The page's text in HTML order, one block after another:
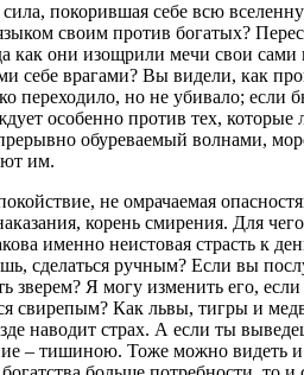
покорившая себе всю
своим против богатых?
они изощрили мечи свои сами
себе врагами? Вы видели, как
переходило, но не убивало; если
особенно против тех, которые
обуреваемый волнами,
им.
не омрачаемая
корень смирения. Для
именно неистовая страсть к
сделаться ручным? Если вы
зверем? Я могу изменить его,
свирепым? Как львы, тигры и
наводит страх. А если ты
– тишиною. Тоже можно видеть и